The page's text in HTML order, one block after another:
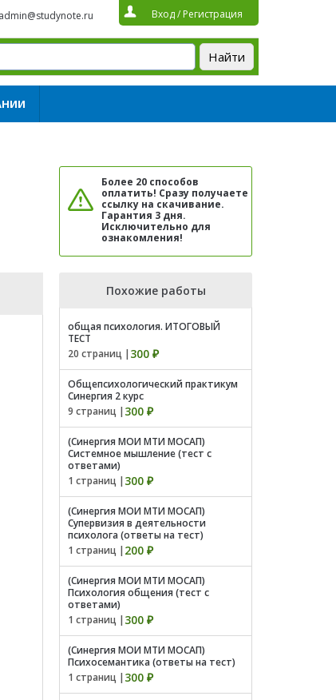
admin@studynote.ru Вход/ Регистрация
Более 20 способов
оплатить! Сразу получаете
ссылку на скачивание.
Гарантия 3 дня.
Исключительно для
ознакомления!
Похожие работы
общая психология. ИТОГОВЫЙ
ТЕСТ
20 страниц | 300 ₽
Общепсихологический практикум
Синергия 2 курс
9 страниц | 300 ₽
(Синергия МОИ МТИ МОСАП)
Системное мышление (тест с
ответами)
1 страниц | 300 ₽
(Синергия МОИ МТИ МОСАП)
Супервизия в деятельности
психолога (ответы на тест)
1 страниц | 200 ₽
(Синергия МОИ МТИ МОСАП)
Психология общения (тест с
ответами)
1 страниц | 300 ₽
(Синергия МОИ МТИ МОСАП)
Психосемантика (ответы на тест)
1 страниц | 300 ₽